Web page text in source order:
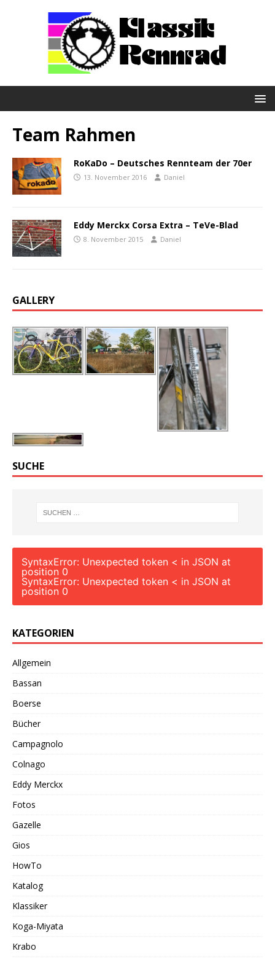
Team Rahmen
RoKaDo – Deutsches Rennteam der 70er
13. November 2016 Daniel
Eddy Merckx Corsa Extra – TeVe-Blad
8. November 2015 Daniel
GALLERY
SUCHE
SyntaxError: Unexpected token < in JSON at
position 0
SyntaxError: Unexpected token < in JSON at
position 0
KATEGORIEN
Allgemein
Bassan
Boerse
Bücher
Campagnolo
Colnago
Eddy Merckx
Fotos
Gazelle
Gios
HowTo
Katalog
Klassiker
Koga-Miyata
Krabo